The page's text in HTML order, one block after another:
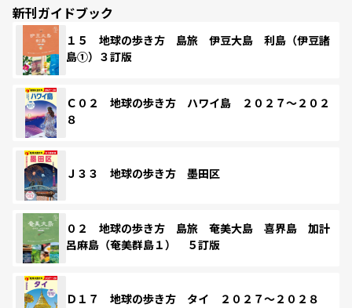
新刊ガイドブック
１５ 地球の歩き方 島旅 伊豆大島 利島（伊豆諸
島①）３訂版
Ｃ０２ 地球の歩き方 ハワイ島 ２０２７～２０２
８
Ｊ３３ 地球の歩き方 墨田区
０２ 地球の歩き方 島旅 奄美大島 喜界島 加計
呂麻島（奄美群島１） ５訂版
Ｄ１７ 地球の歩き方 タイ ２０２７～２０２８